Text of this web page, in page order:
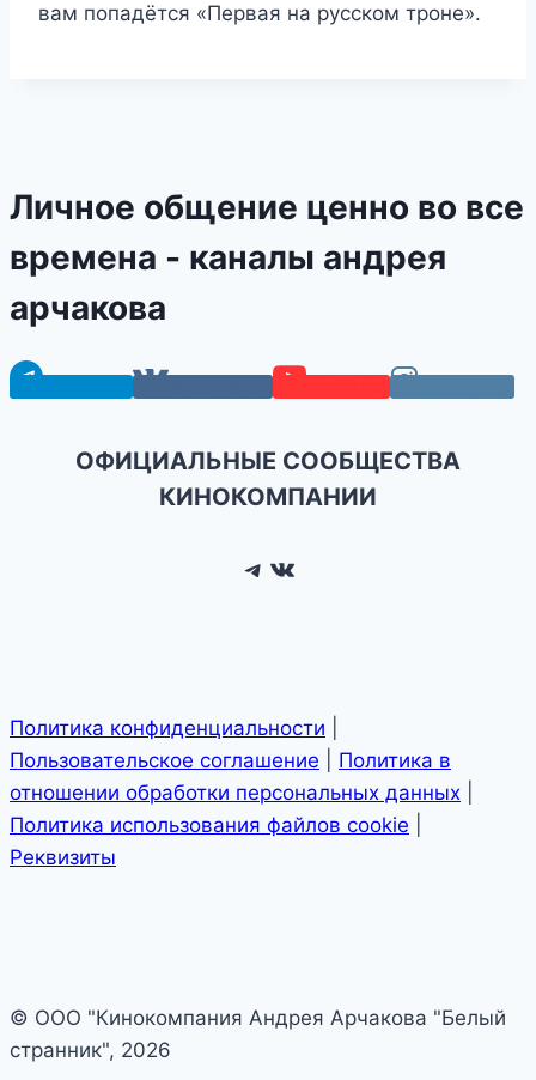
вам попадётся «Первая на русском троне».
Личное общение ценно во все
времена - каналы андрея
арчакова
ОФИЦИАЛЬНЫЕ СООБЩЕСТВА
КИНОКОМПАНИИ
Telegram
ВКонтакте
Политика конфиденциальности
Пользовательское соглашение
Политика в
отношении обработки персональных данных
Политика использования файлов cookie
Реквизиты
© ООО "Кинокомпания Андрея Арчакова "Белый
странник", 2026